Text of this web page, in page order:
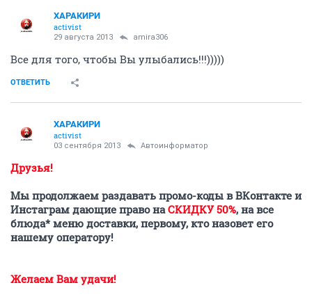
ХАРАКИРИ
activist
29 августа 2013 amira306
Все для того, чтобы Вы улыбались!!!)))))
ОТВЕТИТЬ
ХАРАКИРИ
activist
03 сентября 2013 Автоинформатор
Друзья!
Мы продолжаем раздавать промо-коды в ВКонтакте и
Инстаграм дающие право наСКИДКУ 50%, на все
блюда* меню доставки, первому, кто назовет его
нашему оператору!
Желаем Вам удачи!